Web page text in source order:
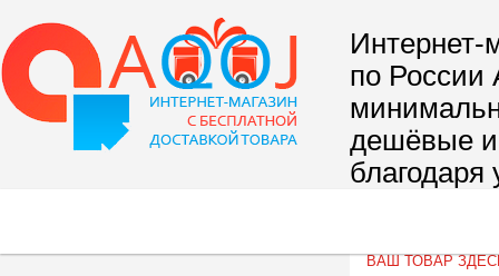
Интернет-
по России
дешёвые и
благодаря